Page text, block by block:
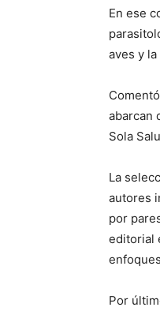
En ese
aves y
abarcan
Sola
La
autores
por
editorial
Por